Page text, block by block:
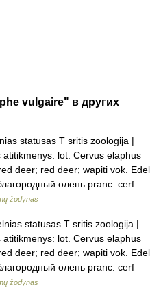
vulgaire" в других
statusas T sritis zoologija |
lot. Cervus elaphus
deer; red deer; wapiti vok. Edel
олень pranc. cerf
žodynas
statusas T sritis zoologija |
lot. Cervus elaphus
deer; red deer; wapiti vok. Edel
олень pranc. cerf
žodynas